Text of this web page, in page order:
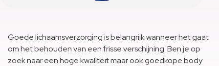
Goede lichaamsverzorging is belangrijk wanneer het gaat
om het behouden van een frisse verschijning. Ben je op
zoek naar een hoge kwaliteit maar ook goedkope body